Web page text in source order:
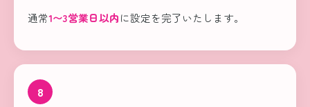
通常1〜3営業日以内に設定を完了いたします。
8